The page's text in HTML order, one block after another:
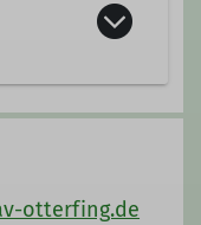
17845541
otterfing.de